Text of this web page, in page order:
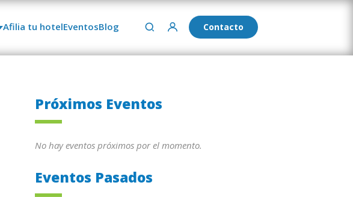
Afilia tu hotelEventosBlog Contacto
Próximos Eventos
No hay eventos próximos por el momento.
Eventos Pasados